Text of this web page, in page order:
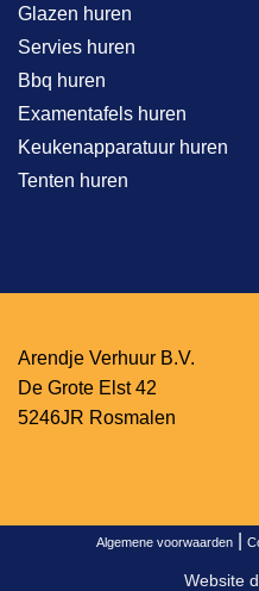
Glazen huren
Servies huren
Bbq huren
Examentafels huren
Keukenapparatuur huren
Tenten huren
Arendje Verhuur B.V.
De Grote Elst 42
5246JR Rosmalen
Algemene voorwaarden
Website